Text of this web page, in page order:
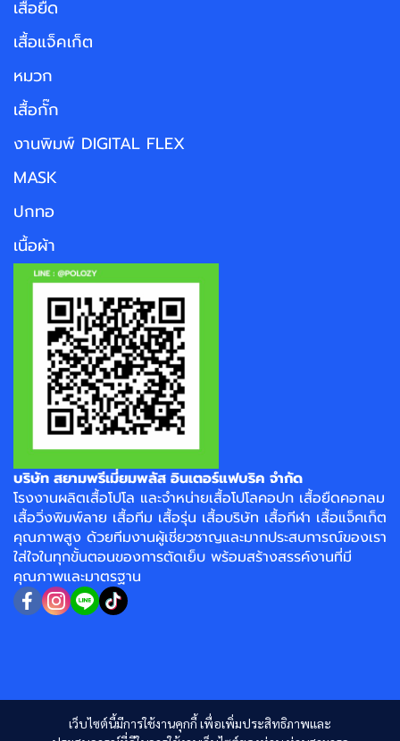
เว็บไซต์นี้มีการใช้งานคุกกี้ เพื่อเพิ่มประสิทธิภาพและ
เสื้อยืด
เสื้อแจ็คเก็ต
หมวก
เสื้อกั๊ก
งานพิมพ์ DIGITAL FLEX
MASK
ปกทอ
เนื้อผ้า
บริษัท สยามพรีเมี่ยมพลัส อินเตอร์แฟบริค จำกัด
โรงงานผลิตเสื้อโปโล และจำหน่ายเสื้อโปโลคอปก เสื้อยืดคอกลม
เสื้อวิ่งพิมพ์ลาย เสื้อทีม เสื้อรุ่น เสื้อบริษัท เสื้อกีฬา เสื้อแจ็คเก็ต
คุณภาพสูง ด้วยทีมงานผู้เชี่ยวชาญและมากประสบการณ์ของเรา
ใส่ใจในทุกขั้นตอนของการตัดเย็บ พร้อมสร้างสรรค์งานที่มี
คุณภาพและมาตรฐาน